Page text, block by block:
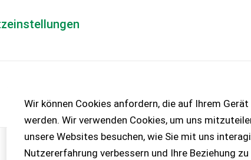
Wir können Cookies anfordern, die auf Ihrem
werden. Wir verwenden Cookies, um uns
unsere Websites besuchen, wie Sie mit uns
Nutzererfahrung verbessern und Ihre Beziehung
KEINE